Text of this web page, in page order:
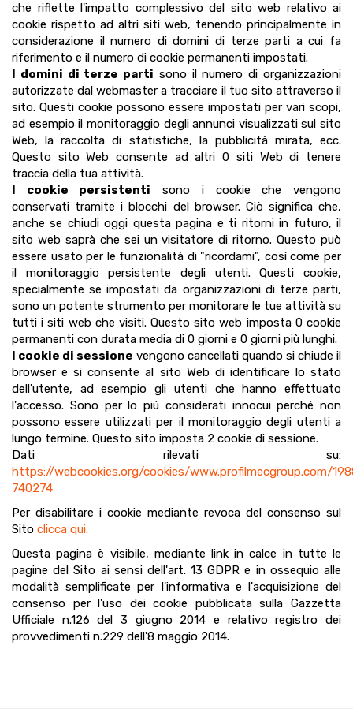
che riflette l'impatto complessivo del sito web relativo ai
cookie rispetto ad altri siti web, tenendo principalmente in
considerazione il numero di domini di terze parti a cui fa
riferimento e il numero di cookie permanenti impostati.
I domini di terze parti sono il numero di organizzazioni
autorizzate dal webmaster a tracciare il tuo sito attraverso il
sito. Questi cookie possono essere impostati per vari scopi,
ad esempio il monitoraggio degli annunci visualizzati sul sito
Web, la raccolta di statistiche, la pubblicità mirata, ecc.
Questo sito Web consente ad altri 0 siti Web di tenere
traccia della tua attività.
I cookie persistenti sono i cookie che vengono
conservati tramite i blocchi del browser. Ciò significa che,
anche se chiudi oggi questa pagina e ti ritorni in futuro, il
sito web saprà che sei un visitatore di ritorno. Questo può
essere usato per le funzionalità di "ricordami", così come per
il monitoraggio persistente degli utenti. Questi cookie,
specialmente se impostati da organizzazioni di terze parti,
sono un potente strumento per monitorare le tue attività su
tutti i siti web che visiti. Questo sito web imposta 0 cookie
permanenti con durata media di 0 giorni e 0 giorni più lunghi.
I cookie di sessione vengono cancellati quando si chiude il
browser e si consente al sito Web di identificare lo stato
dell'utente, ad esempio gli utenti che hanno effettuato
l'accesso. Sono per lo più considerati innocui perché non
possono essere utilizzati per il monitoraggio degli utenti a
lungo termine. Questo sito imposta 2 cookie di sessione.
Dati rilevati su:
https://webcookies.org/cookies/www.profilmecgroup.com/
740274
Per disabilitare i cookie mediante revoca del consenso sul
Sito clicca qui:
Questa pagina è visibile, mediante link in calce in tutte le
pagine del Sito ai sensi dell'art. 13 GDPR e in ossequio alle
modalità semplificate per l'informativa e l'acquisizione del
consenso per l'uso dei cookie pubblicata sulla Gazzetta
Ufficiale n.126 del 3 giugno 2014 e relativo registro dei
provvedimenti n.229 dell'8 maggio 2014.